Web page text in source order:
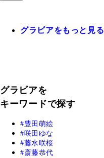
グラビアをもっと見る
グラビアを
キーワードで探す
豊田萌絵
咲田ゆな
藤水咲桜
斎藤恭代